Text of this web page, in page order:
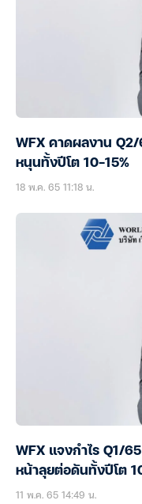
WFX คาดผลงาน
หนุนทั้งปีโต 10-15%
18 พ.ค. 65 11:18 น.
WFX แจงกำไร Q1/
หน้าลุยต่อดันทั้งปีโต
11 พ.ค. 65 14:49 น.